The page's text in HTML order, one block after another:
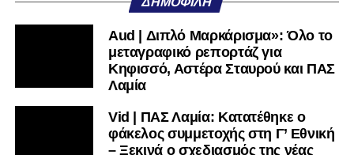
μαθαίνετε σε χρόνο dt όλα τα νέα.
Aud | Διπλό Μαρκάρισμα»: Όλο το
μεταγραφικό ρεπορτάζ για
Κηφισσό, Αστέρα Σταυρού και ΠΑΣ
Λαμία
Vid | ΠΑΣ Λαμία: Κατατέθηκε ο
φάκελος συμμετοχής στη Γ’ Εθνική
– Ξεκινά ο σχεδιασμός της νέας